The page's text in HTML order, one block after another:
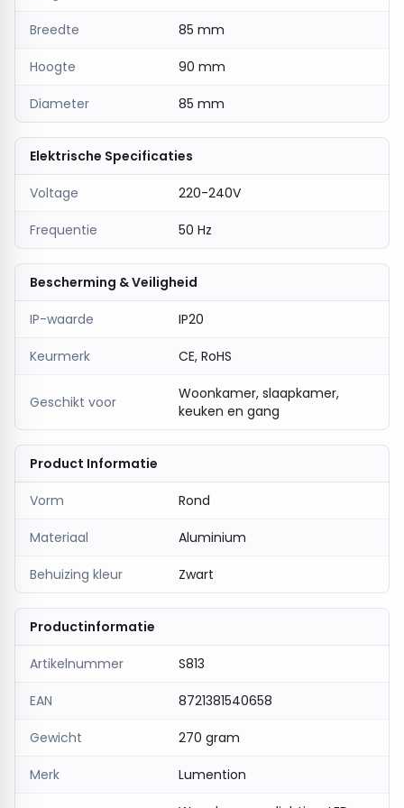
Breedte 85 mm
Hoogte 90 mm
Diameter 85 mm
Elektrische Specificaties
Voltage 220-240V
Frequentie 50 Hz
Bescherming & Veiligheid
IP-waarde IP20
Keurmerk CE, RoHS
Geschikt voor
Woonkamer, slaapkamer,
keuken en gang
Product Informatie
Vorm Rond
Materiaal Aluminium
Behuizing kleur Zwart
Productinformatie
Artikelnummer S813
EAN 8721381540658
Gewicht 270 gram
Merk Lumention